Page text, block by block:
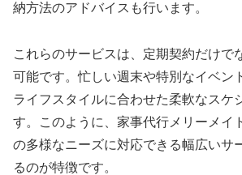
納方法のアドバイスも行います。
これらのサービスは、定期契約だけで
可能です。忙しい週末や特別なイベン
ライフスタイルに合わせた柔軟なスケ
す。このように、家事代行メリーメイ
の多様なニーズに対応できる幅広いサ
るのが特徴です。